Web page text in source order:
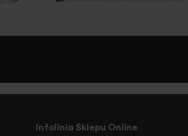
Infolinia Sklepu Online